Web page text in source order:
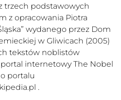
trzech podstawowych
z opracowania Piotra
wydanego przez Dom
w Gliwicach (2005)
tekstów noblistów
internetowy The Nobel
portalu
.